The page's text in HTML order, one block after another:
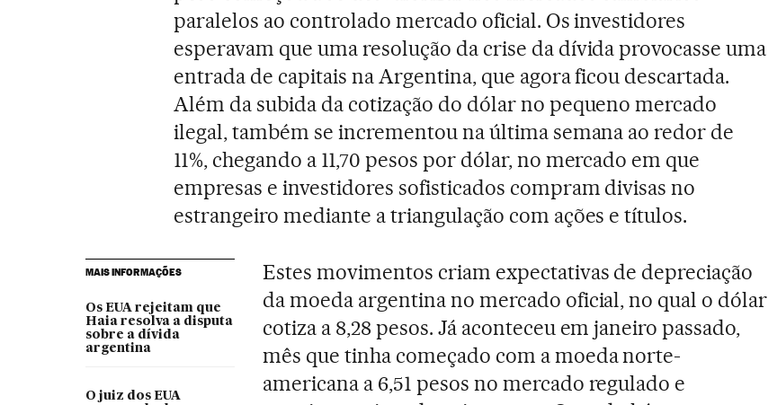
paralelos ao controlado mercado oficial. Os investidores
esperavam que uma resolução da crise da dívida provocasse uma
entrada de capitais na Argentina, que agora ficou descartada.
Além da subida da cotização do dólar no pequeno mercado
ilegal, também se incrementou na última semana ao redor de
11%, chegando a 11,70 pesos por dólar, no mercado em que
empresas e investidores sofisticados compram divisas no
estrangeiro mediante a triangulação com ações e títulos.
MAIS INFORMAÇÕES
Os EUA rejeitam que
Haia resolva a disputa
sobre a dívida
argentina
O juiz dos EUA
Estes movimentos criam expectativas de depreciação
da moeda argentina no mercado oficial, no qual o dólar
cotiza a 8,28 pesos. Já aconteceu em janeiro passado,
mês que tinha começado com a moeda norte-
americana a 6,51 pesos no mercado regulado e